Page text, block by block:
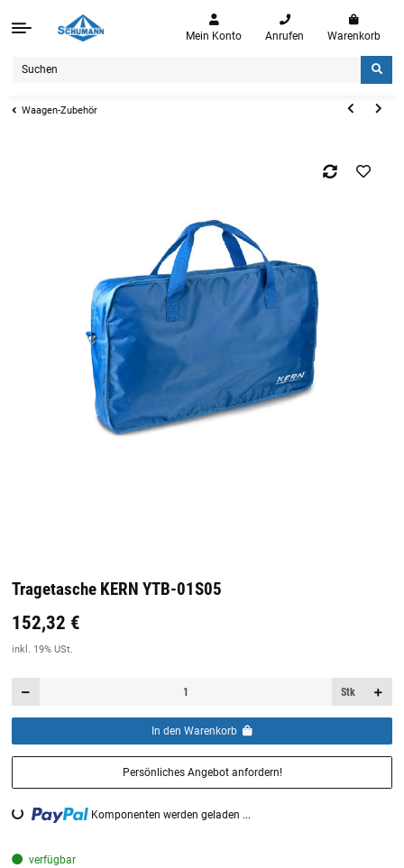
Mein Konto Anrufen Warenkorb
Waagen-Zubehör
Tragetasche KERN YTB-01S05
Preis: 19,44 €inkl. 19% USt.
152,32 €
inkl. 19% USt.
Stk
In den Warenkorb
Persönliches Angebot anfordern!
Loading... Komponenten werden geladen ...
verfügbar